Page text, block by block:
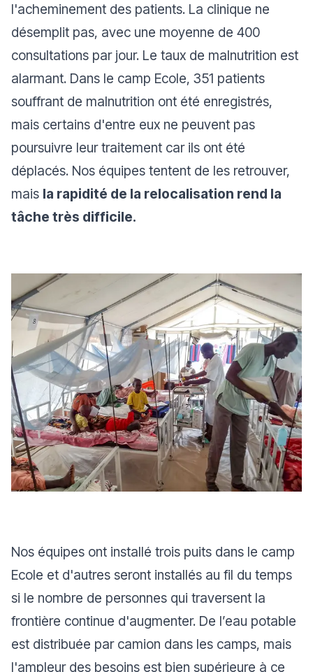
l'acheminement des patients. La clinique ne
désemplit pas, avec une moyenne de 400
consultations par jour. Le taux de malnutrition est
alarmant. Dans le camp Ecole, 351 patients
souffrant de malnutrition ont été enregistrés,
mais certains d'entre eux ne peuvent pas
poursuivre leur traitement car ils ont été
déplacés. Nos équipes tentent de les retrouver,
mais la rapidité de la relocalisation rend la
tâche très difficile.
Nos équipes ont installé trois puits dans le camp
Ecole et d'autres seront installés au fil du temps
si le nombre de personnes qui traversent la
frontière continue d'augmenter. De l’eau potable
est distribuée par camion dans les camps, mais
l'ampleur des besoins est bien supérieure à ce